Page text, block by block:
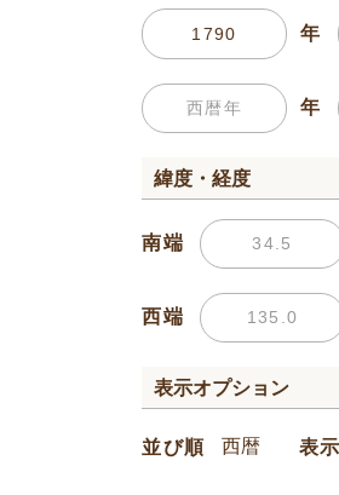
年
年
緯度・経度
南端
西端
表示オプション
並び順 表